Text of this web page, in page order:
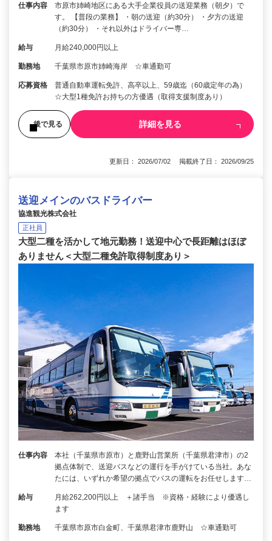
仕事内容
市原市姉崎地区にある大手企業役員の送迎業務（朝夕）で
す。 【普段の業務】 ・朝の送迎（約30分） ・夕方の送迎
（約30分） ・それ以外はドライバー専…
給与 月給240,000円以上
勤務地 千葉県市原市姉崎海岸 ☆車通勤可
応募資格
普通自動車運転免許、高卒以上、59歳迄（60歳定年の為）
☆大型1種免許お持ちの方優遇（取得支援制度あり）
後で見る 詳細を見る
更新日： 2026/07/02 掲載終了日： 2026/09/25
送迎メインのバスドライバー
協進観光株式会社
正社員
大型二種を活かして地元勤務！送迎中心で長距離はほぼ
ありません＜大型二種免許取得制度あり＞
仕事内容
本社（千葉県市原市）と鹿野山営業所（千葉県君津市）の2
拠点体制で、送迎バスなどの運行を手がけている当社。あな
たには、いずれか希望の拠点でバスの運転をお任せします…
給与
月給262,200円以上 ＋諸手当 ※資格・経験により優遇し
ます
勤務地 千葉県市原市白金町、千葉県君津市鹿野山 ☆車通勤可